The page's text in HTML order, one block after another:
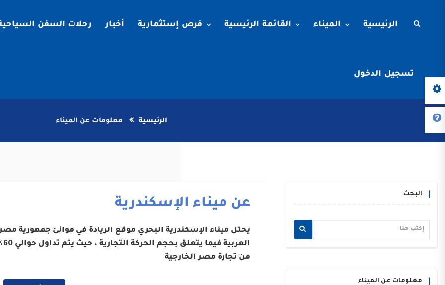
الرئيسية الميناء القائمة الرئيسية فرص إستثمارية أخبار رحلات السفن
تسجيل الدخول
الرئيسية معلومات عن الميناء
البحث
معلومات عن الميناء
عن ميناء الإسكندرية
يحتل ميناء الإسكندرية البحري موقع الريادة في موانئ جمهورية مصر
العربية فيما يتعلق
من تجارة مصر الخارجية